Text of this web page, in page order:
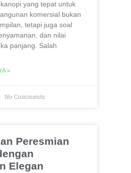
yang tepat untuk
komersial bukan
tetapi juga soal
dan nilai
panjang. Salah
»
No Comments
Peresmian
Elegan